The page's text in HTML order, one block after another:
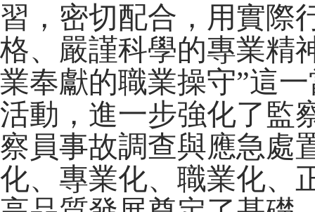
習，密切配合，用實際
格、嚴謹科學的專業精
業奉獻的職業操守”這
活動，進一步強化了監
察員事故調查與應急處
化、專業化、職業化、